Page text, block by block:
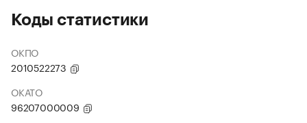
Коды статистики
ОКПО
2010522273
ОКАТО
96207000009